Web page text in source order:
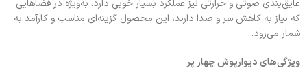
عایق‌بندی صوتی و حرارتی نیز عملکرد بسیار خوبی دارد. به‌ویژه در فضاهایی
که نیاز به کاهش سر و صدا دارند، این محصول گزینه‌ای مناسب و کارآمد به
شمار می‌رود.
ویژگی‌های دیوارپوش چهار پر